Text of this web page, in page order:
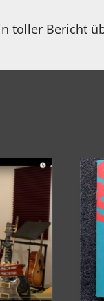
toller Bericht